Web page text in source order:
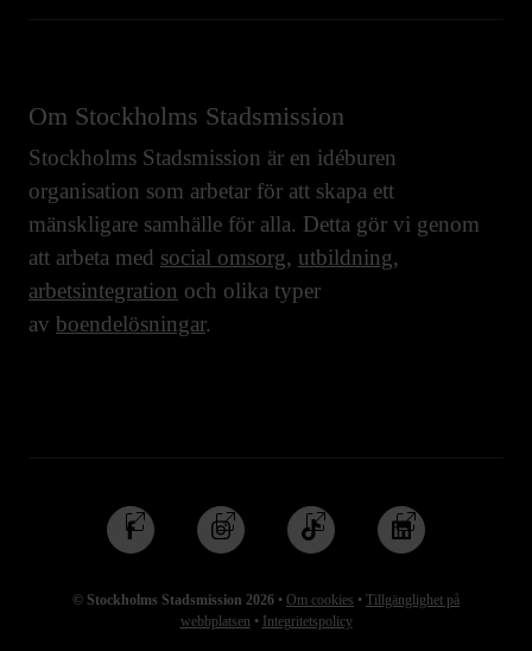
Om Stockholms Stadsmission
Stockholms Stadsmission är en idéburen
organisation som arbetar för att skapa ett
mänskligare samhälle för alla. Detta gör vi genom
att arbeta med social omsorg, utbildning,
arbetsintegration och olika typer
av boendelösningar.
© Stockholms Stadsmission 2026 • Om cookies • Tillgänglighet på
webbplatsen • Integritetspolicy
Följ
oss
Facebook
Följ
oss
Instagram
Följ
oss
TikTok
Följ
oss
Linkedin